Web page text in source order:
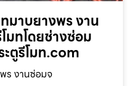
ทมาบยางพร งาน
มทโดยช่างซ่อม
ะตูรีโมท.com
ร งานซ่อมจ